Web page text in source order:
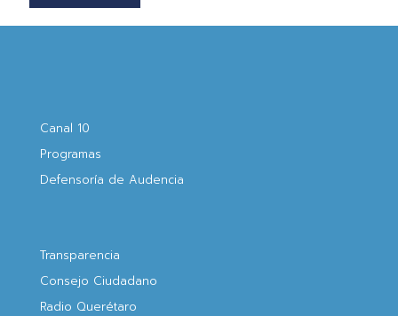
Canal 10
Programas
Defensoría de Audencia
Transparencia
Consejo Ciudadano
Radio Querétaro